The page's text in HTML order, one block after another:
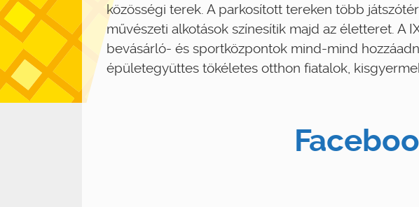
közösségi terek. A parkosított tereken több
művészeti alkotások színesítik majd az életteret. A
bevásárló- és sportközpontok mind-mind
épületegyüttes tökéletes otthon fiatalok,